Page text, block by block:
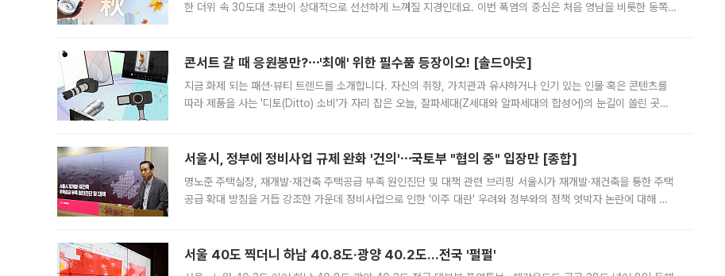
한 더위 속 30도대 초반이 상대적으로 선선하게 느껴질 지경인데요. 이번 폭염의 중심은 처음 영남을 비롯한 동쪽
콘서트 갈 때 응원봉만?⋯'최애' 위한 필수품 등장이오! [솔드아웃]
지금 화제 되는 패션·뷰티 트렌드를 소개합니다. 자신의 취향, 가치관과 유사하거나 인기 있는 인물 혹은 콘텐츠를
따라 제품을 사는 '디토(Ditto) 소비'가 자리 잡은 오늘, 잘파세대(Z세대와 알파세대의 합성어)의 눈길이 쏠린 곳은
서울시, 정부에 정비사업 규제 완화 '건의'⋯국토부 "협의 중" 입장만 [종합]
명노준 주택실장, 재개발·재건축 주택공급 부족 원인진단 및 대책 관련 브리핑 서울시가 재개발·재건축을 통한 주택
공급 확대 방침을 거듭 강조한 가운데 정비사업으로 인한 '이주 대란' 우려와 정부와의 정책 엇박자 논란에 대해 정
서울 40도 찍더니 하남 40.8도·광양 40.2도…전국 '펄펄'